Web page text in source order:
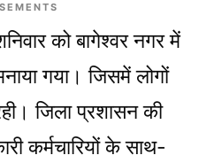
को बागेश्वर नगर में
गया। जिसमें लोगों
जिला प्रशासन की
कर्मचारियों के साथ-